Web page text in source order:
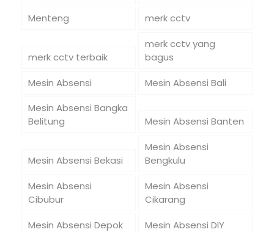
Menteng
merk cctv
merk cctv terbaik
merk cctv yang
bagus
Mesin Absensi
Mesin Absensi Bali
Mesin Absensi Bangka
Belitung
Mesin Absensi Banten
Mesin Absensi Bekasi
Mesin Absensi
Bengkulu
Mesin Absensi
Cibubur
Mesin Absensi
Cikarang
Mesin Absensi Depok
Mesin Absensi DIY